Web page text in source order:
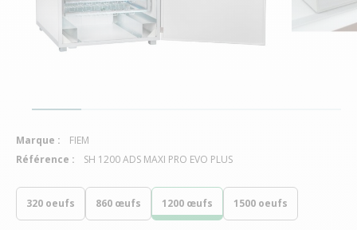
320 oeufs 860 œufs 1200 œufs 1500 oeufs
Marque :
FIEM
Référence :
SH 1200 ADS MAXI PRO EVO PLUS